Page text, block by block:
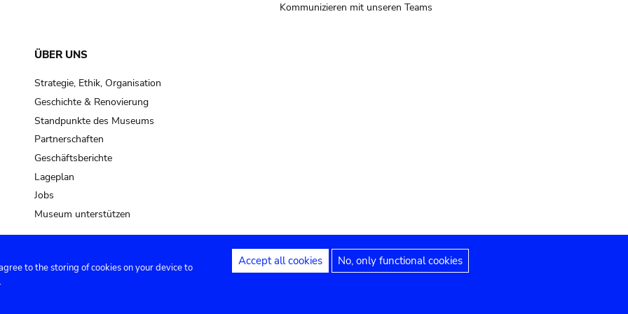
Kommunizieren mit unseren Teams
ÜBER UNS
Strategie, Ethik, Organisation
Geschichte & Renovierung
Standpunkte des Museums
Partnerschaften
Geschäftsberichte
Lageplan
Jobs
Museum unterstützen
Privacy settings Rechtliche Hinweise Erklärung zur Barrierefreiheit
to the storing of cookies on your device to
Accept all cookies No, only functional cookies